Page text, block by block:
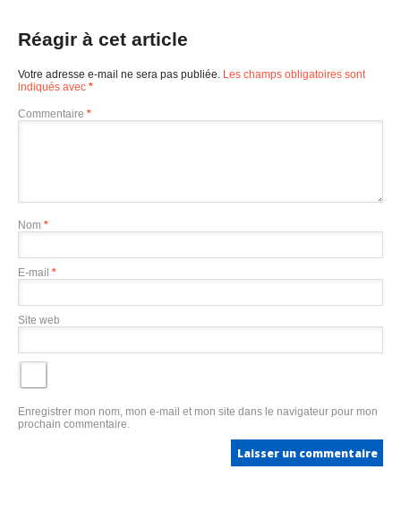
Réagir à cet article
Votre adresse e-mail ne sera pas publiée. Les champs obligatoires sont
indiqués avec *
Commentaire *
Nom *
E-mail *
Site web
Enregistrer mon nom, mon e-mail et mon site dans le navigateur pour mon
prochain commentaire.